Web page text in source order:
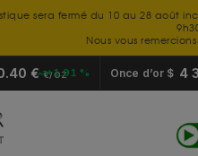
sera fermé du 10 au 28
Nous vous
€€/OZ
+1.91 % Once d’or $ 4